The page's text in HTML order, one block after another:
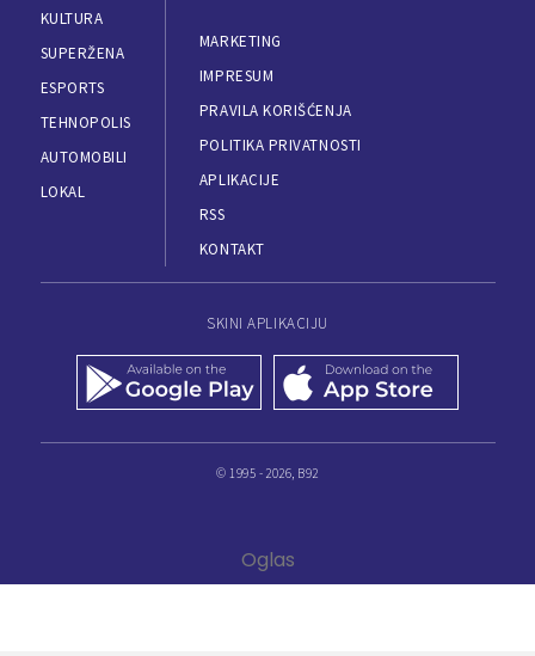
KULTURA
SUPERŽENA
ESPORTS
TEHNOPOLIS
AUTOMOBILI
LOKAL
MARKETING
IMPRESUM
PRAVILA KORIŠĆENJA
POLITIKA PRIVATNOSTI
APLIKACIJE
RSS
KONTAKT
SKINI APLIKACIJU
© 1995 - 2026, B92